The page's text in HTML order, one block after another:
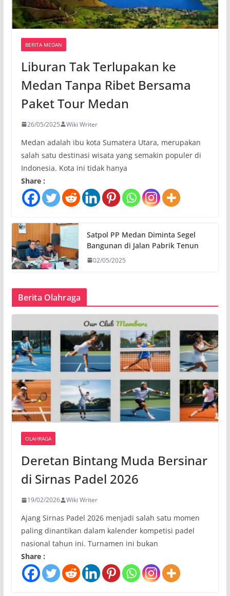
BERITA MEDAN
Liburan Tak Terlupakan ke
Medan Tanpa Ribet Bersama
Paket Tour Medan
26/05/2025 Wiki Writer
Medan adalah ibu kota Sumatera Utara, merupakan
salah satu destinasi wisata yang semakin populer di
Indonesia. Kota ini tidak hanya
Share :
Satpol PP Medan Diminta Segel
Bangunan di Jalan Pabrik Tenun
02/05/2025
Berita Olahraga
OLAHRAGA
Deretan Bintang Muda Bersinar
di Sirnas Padel 2026
19/02/2026 Wiki Writer
Ajang Sirnas Padel 2026 menjadi salah satu momen
paling dinantikan dalam kalender kompetisi padel
nasional tahun ini. Turnamen ini bukan
Share :